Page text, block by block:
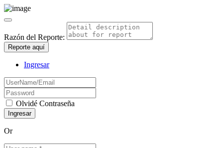
Razón del Reporte:
Reporte aquí
Ingresar
Olvidé Contraseña
Or